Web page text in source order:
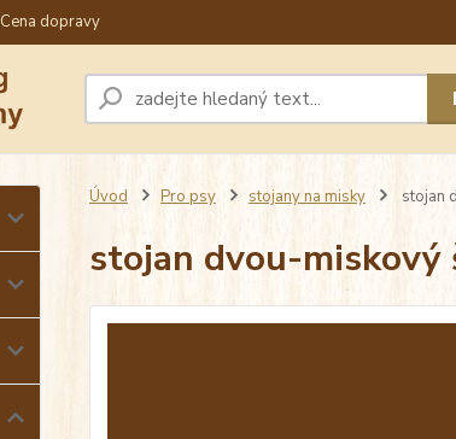
Cena dopravy
Úvod Pro psy stojany na misky stojan
stojan dvou-